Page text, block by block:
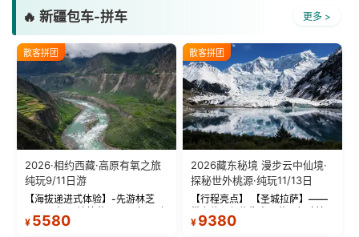
🔥 新疆包车-拼车 更多 >
散客拼团
2026·相约西藏·高原有氧之旅
纯玩9/11日游
【海拔递进式体验】-先游林芝
测 99%游客零高反 。 【贴心保
¥ 5580
散客拼团
2026藏东秘境 漫步云中仙境·
探秘世外桃源·纯玩11/13日
【行程亮点】 【圣城拉萨】——
萨，感受这座城与生俱来的与众
¥ 9380